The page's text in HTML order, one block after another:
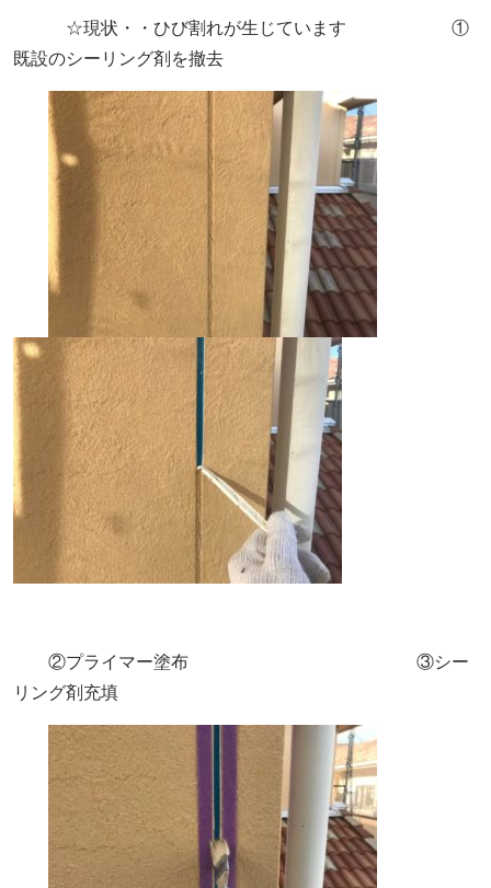
☆現状・・ひび割れが生じています ①
既設のシーリング剤を撤去
②プライマー塗布 ③シー
リング剤充填